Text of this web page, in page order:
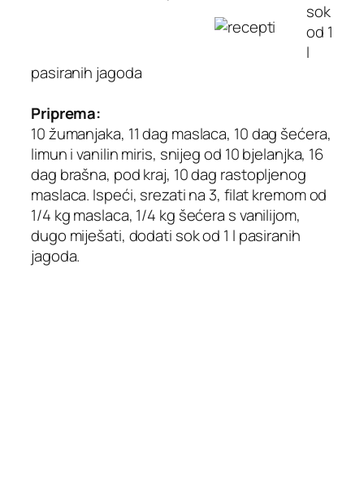
sok
od 1
l
pasiranih jagoda
Priprema:
10 žumanjaka, 11 dag maslaca, 10 dag šećera,
limun i vanilin miris, snijeg od 10 bjelanjka, 16
dag brašna, pod kraj, 10 dag rastopljenog
maslaca. Ispeći, srezati na 3, filat kremom od
1/4 kg maslaca, 1/4 kg šećera s vanilijom,
dugo miješati, dodati sok od 1 l pasiranih
jagoda.